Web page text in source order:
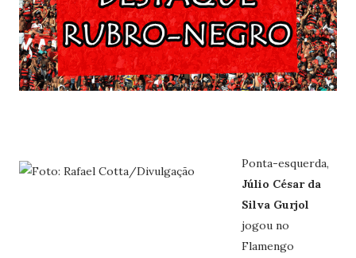
Ponta-esquerda,
Júlio César da
Silva Gurjol
jogou no
Flamengo